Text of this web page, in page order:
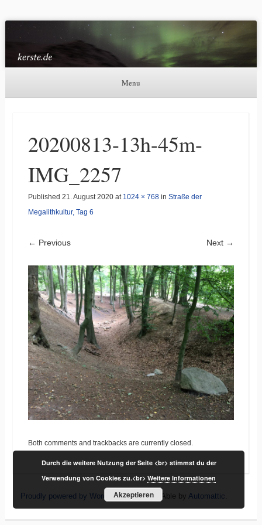
Kerste.de
Astronomie, Nordlichter und mehr
Menu
20200813-13h-45m-
IMG_2257
Published 21. August 2020at 1024 × 768in Straße der
Megalithkultur, Tag 6
← Previous Next →
Both comments and trackbacks are currently closed.
Proudly powered by WordPress |Theme: Able by Automattic.
Durch die weitere Nutzung der Seite <br> stimmst du der
Verwendung von Cookies zu.<br>Weitere Informationen
Akzeptieren